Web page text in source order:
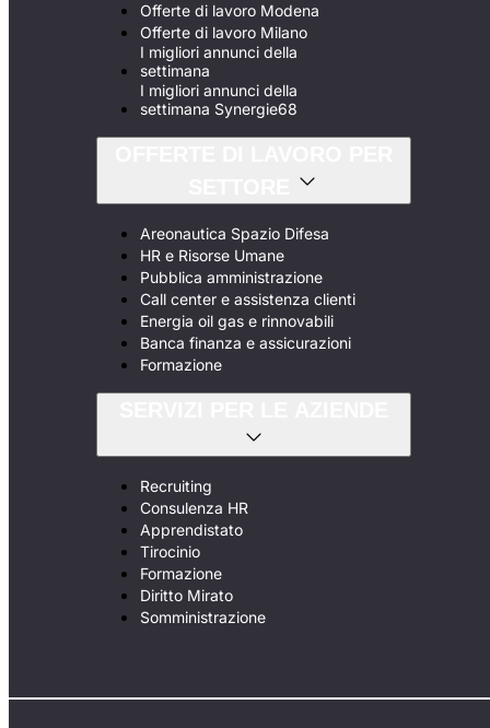
Offerte di lavoro Modena
Offerte di lavoro Milano
I migliori annunci della
settimana
I migliori annunci della
settimana Synergie68
Areonautica Spazio Difesa
HR e Risorse Umane
Pubblica amministrazione
Call center e assistenza clienti
Energia oil gas e rinnovabili
Banca finanza e assicurazioni
Formazione
Recruiting
Consulenza HR
Apprendistato
Tirocinio
Formazione
Diritto Mirato
Somministrazione